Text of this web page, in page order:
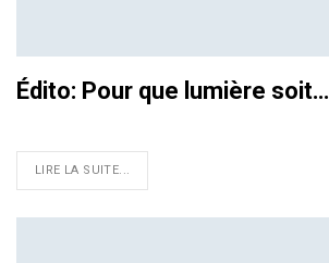
Édito: Pour que lumière soit…
LIRE LA SUITE...